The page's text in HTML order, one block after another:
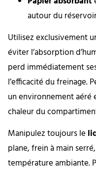
autour du
Utilisez exclusivement
éviter l’absorption
perd immédiatement
l’efficacité du freinage.
un environnement
chaleur du
Manipulez toujours le
plane, frein à main
température ambiante.